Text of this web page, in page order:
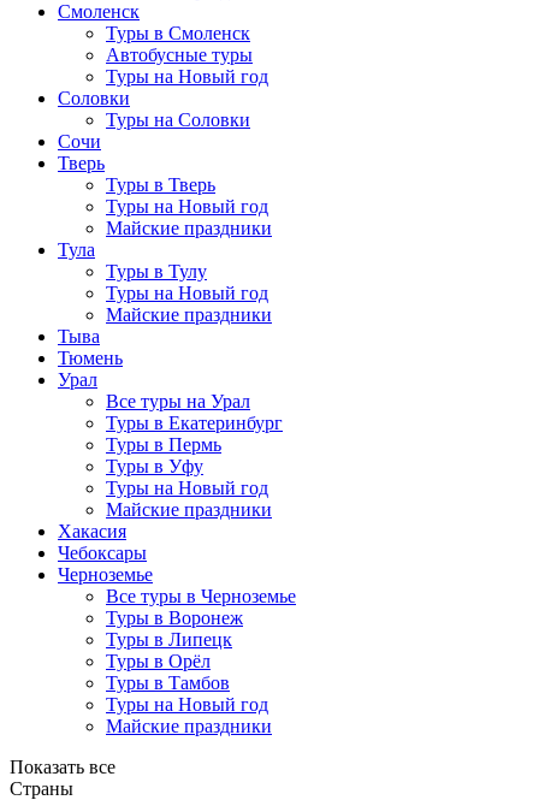
Смоленск
Туры в Смоленск
Автобусные туры
Туры на Новый год
Соловки
Туры на Соловки
Сочи
Тверь
Туры в Тверь
Туры на Новый год
Майские праздники
Тула
Туры в Тулу
Туры на Новый год
Майские праздники
Тыва
Тюмень
Урал
Все туры на Урал
Туры в Екатеринбург
Туры в Пермь
Туры в Уфу
Туры на Новый год
Майские праздники
Хакасия
Чебоксары
Черноземье
Все туры в Черноземье
Туры в Воронеж
Туры в Липецк
Туры в Орёл
Туры в Тамбов
Туры на Новый год
Майские праздники
Показать все
Страны